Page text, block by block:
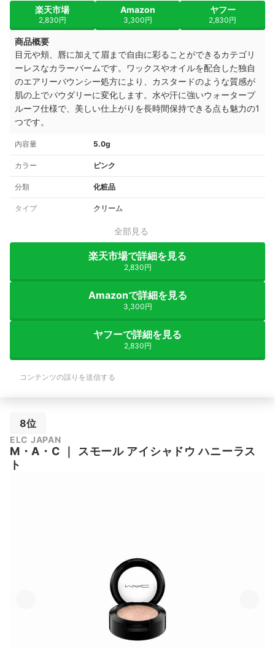
楽天市場
2,830円
Amazon
3,300円
ヤフー
2,830円
商品概要
目元や頬、唇に加えて眉まで自由に彩ることができるカテゴリ
ーレスなカラーバームです。ワックスやオイルを配合した独自
のエアリーバウンシー処方により、カスタードのような質感が
肌の上でパウダリーに変化します。水や汗に強いウォータープ
ルーフ仕様で、美しい仕上がりを長時間保持できる点も魅力の1
つです。
内容量 5.0g
カラー ピンク
分類 化粧品
タイプ クリーム
全部見る
楽天市場で詳細を見る
2,830円
Amazonで詳細を見る
3,300円
ヤフーで詳細を見る
2,830円
コンテンツの誤りを送信する
8位
ELC JAPAN
M・A・C ｜
スモール アイシャドウ ハニーラス
ト